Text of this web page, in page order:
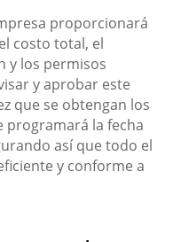
proporcionará
costo total, el
y los permisos
y aprobar este
que se obtengan los
programará la fecha
así que todo el
y conforme a